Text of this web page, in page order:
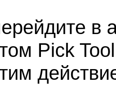
в
Pick